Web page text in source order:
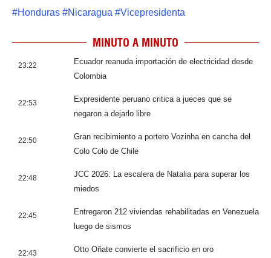
#Honduras #Nicaragua #Vicepresidenta
MINUTO A MINUTO
23:22
Ecuador reanuda importación de electricidad desde
Colombia
22:53
Expresidente peruano critica a jueces que se
negaron a dejarlo libre
22:50
Gran recibimiento a portero Vozinha en cancha del
Colo Colo de Chile
22:48
JCC 2026: La escalera de Natalia para superar los
miedos
22:45
Entregaron 212 viviendas rehabilitadas en Venezuela
luego de sismos
22:43
Otto Oñate convierte el sacrificio en oro